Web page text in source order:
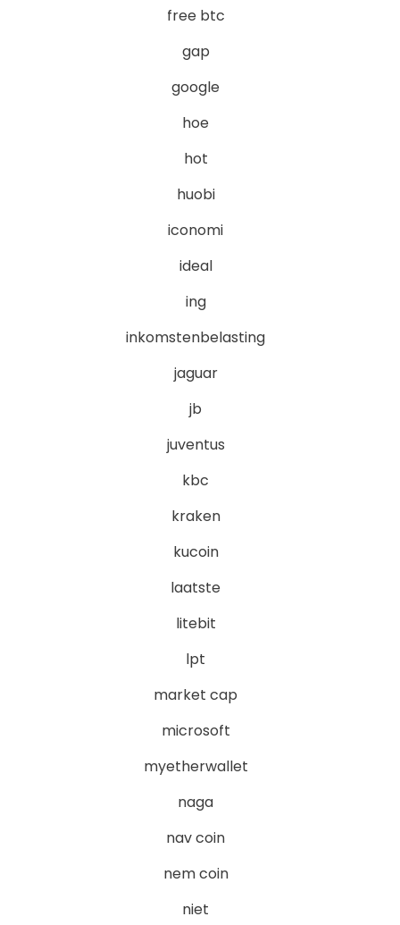
free btc
gap
google
hoe
hot
huobi
iconomi
ideal
ing
inkomstenbelasting
jaguar
jb
juventus
kbc
kraken
kucoin
laatste
litebit
lpt
market cap
microsoft
myetherwallet
naga
nav coin
nem coin
niet